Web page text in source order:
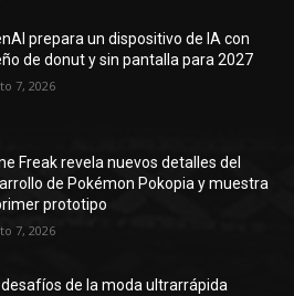
prepara un dispositivo de IA con
de donut y sin pantalla para 2027
7, 2026
Freak revela nuevos detalles del
de Pokémon Pokopia y muestra
prototipo
7, 2026
desafíos de la moda ultrarrápida